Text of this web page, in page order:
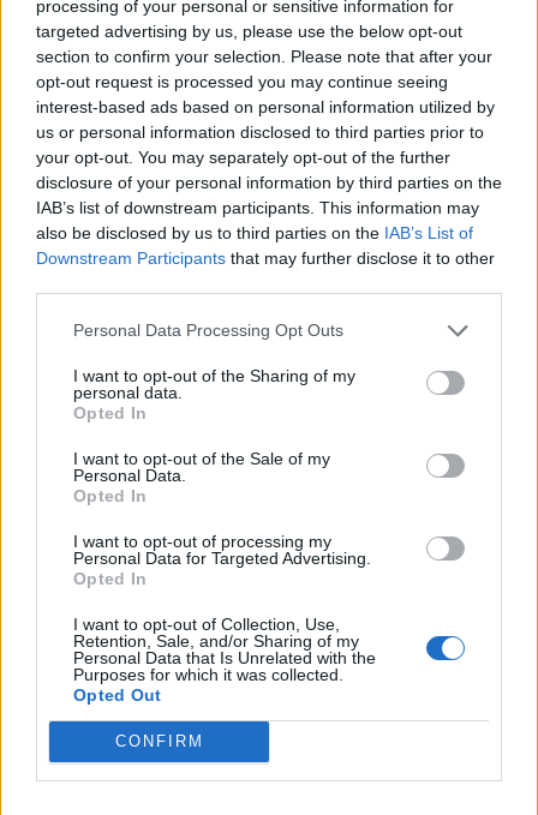
processing of your personal or sensitive information for
targeted advertising by us, please use the below opt-out
section to confirm your selection. Please note that after your
opt-out request is processed you may continue seeing
interest-based ads based on personal information utilized by
us or personal information disclosed to third parties prior to
your opt-out. You may separately opt-out of the further
disclosure of your personal information by third parties on the
IAB’s list of downstream participants. This information may
also be disclosed by us to third parties on the IAB’s List of
Downstream Participants that may further disclose it to other
Personal Data Processing Opt Outs
I want to opt-out of the Sharing of my
personal data.
Opted In
I want to opt-out of the Sale of my
Personal Data.
Opted In
I want to opt-out of processing my
Personal Data for Targeted Advertising.
Opted In
I want to opt-out of Collection, Use,
Retention, Sale, and/or Sharing of my
Personal Data that Is Unrelated with the
Purposes for which it was collected.
Opted Out
CONFIRM
Tutti i documenti e servizi disponibili →
Documenti più richiesti
€ 5,39 IVA inclusa
Visure Camerali - Storico Società di Persone
€ 6,98 IVA inclusa